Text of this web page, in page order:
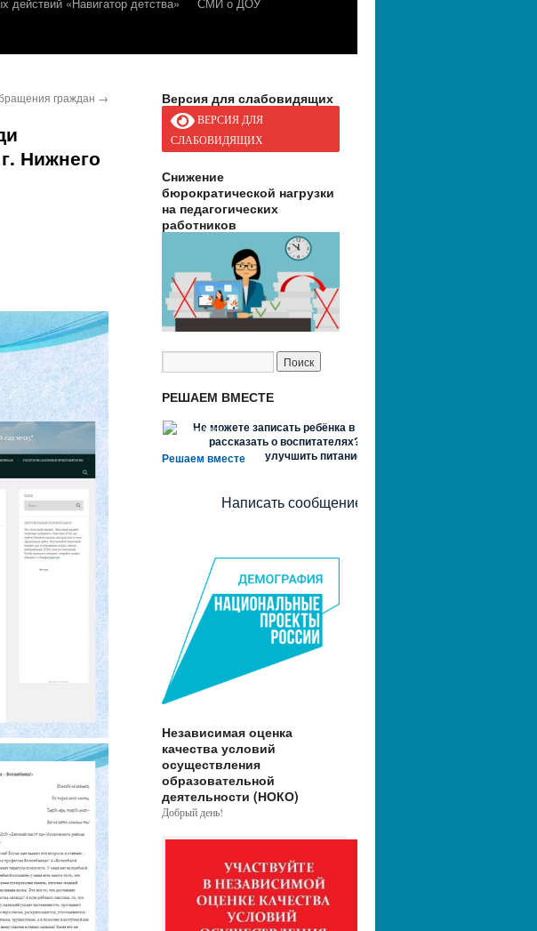
граждан →
Нижнего
Версия для слабовидящих
ВЕРСИЯ ДЛЯ
СЛАБОВИДЯЩИХ
Снижение
бюрократической нагрузки
на педагогических
работников
РЕШАЕМ ВМЕСТЕ
Решаем вместе
Не можете записать ребёнка в сад? Хотите
рассказать о воспитателях? Знаете, как
улучшить питание и занятия?
Написать сообщение
Независимая оценка
качества условий
осуществления
образовательной
деятельности (НОКО)
Добрый день!